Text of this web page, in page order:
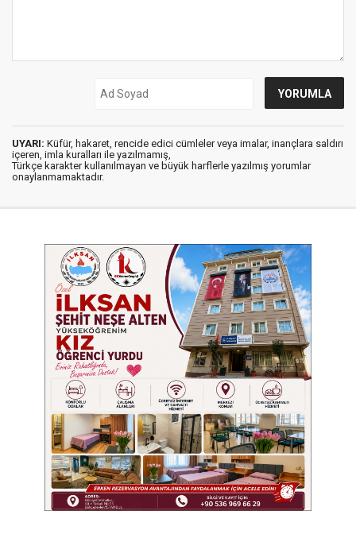
UYARI: Küfür, hakaret, rencide edici cümleler veya imalar, inançlara saldırı
içeren, imla kuralları ile yazılmamış,
Türkçe karakter kullanılmayan ve büyük harflerle yazılmış yorumlar
onaylanmamaktadır.